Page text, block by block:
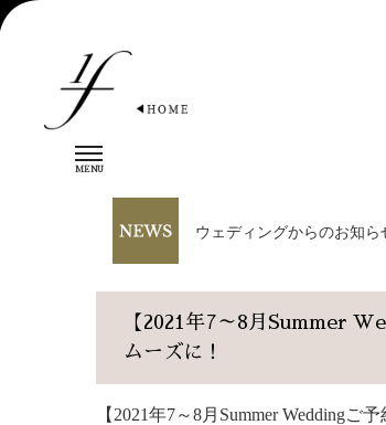
t
MENU
ウェディングからのお知ら
【2021年7～8月Summer
ムーズに！
【2021年7～8月Summer Weddingご予